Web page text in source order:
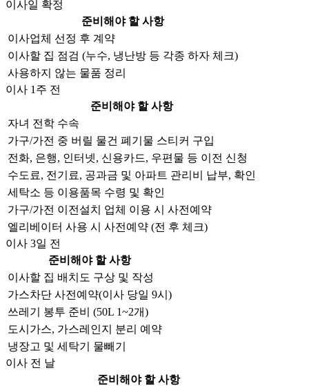
이사일 확정
준비해야 할 사항
이사업체 선정 후 계약
이사할 집 점검 (누수, 냉난방 등 각종 하자 체크)
사용하지 않는 물품 정리
이사 1주 전
준비해야 할 사항
자녀 전학 수속
가구/가전 중 버릴 물건 폐기물 스티커 구입
전화, 은행, 인터넷, 신용카드, 우편물 등 이전 신청
수도료, 전기료, 공과금 및 아파트 관리비 납부, 확인
세탁소 등 이용품목 수령 및 확인
가구/가전 이전설치 업체 이용 시 사전예약
엘리베이터 사용 시 사전예약 (전 후 체크)
이사 3일 전
준비해야 할 사항
이사할 집 배치도 구상 및 작성
가스차단 사전예약(이사 당일 9시)
쓰레기 봉투 준비 (50L 1~2개)
도시가스, 가스레인지 분리 예약
냉장고 및 세탁기 물빼기
이사 전 날
준비해야 할 사항